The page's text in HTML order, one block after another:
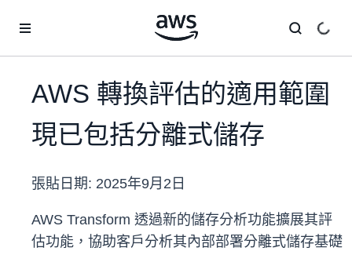
AWS 轉換評估的適用範圍
現已包括分離式儲存
張貼日期: 2025年9月2日
AWS Transform 透過新的儲存分析功能擴展其評
估功能，協助客戶分析其內部部署分離式儲存基礎